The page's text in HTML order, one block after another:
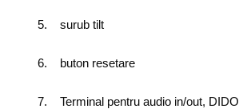
5. surub tilt
6. buton resetare
7. Terminal pentru audio in/out, DIDO